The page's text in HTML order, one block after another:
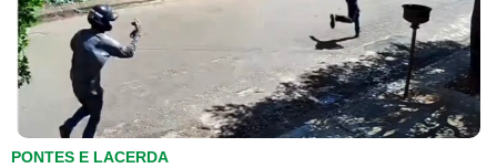
PONTES E LACERDA